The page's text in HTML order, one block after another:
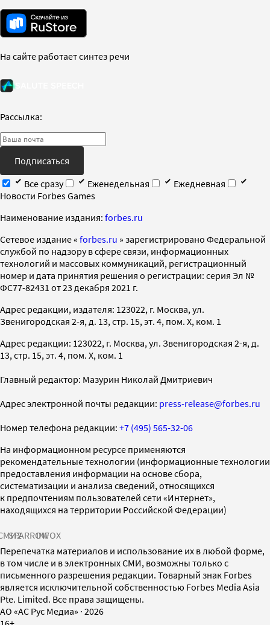
На сайте работает синтез речи
Рассылка:
Подписаться
Все сразу
Еженедельная
Ежедневная
Новости Forbes Games
Наименование издания: forbes.ru
Cетевое издание « forbes.ru » зарегистрировано Федеральной
службой по надзору в сфере связи, информационных
технологий и массовых коммуникаций, регистрационный
номер и дата принятия решения о регистрации: серия Эл №
ФС77-82431 от 23 декабря 2021 г.
Адрес редакции, издателя: 123022, г. Москва, ул.
Звенигородская 2-я, д. 13, стр. 15, эт. 4, пом. X, ком. 1
Адрес редакции: 123022, г. Москва, ул. Звенигородская 2-я, д.
13, стр. 15, эт. 4, пом. X, ком. 1
Главный редактор: Мазурин Николай Дмитриевич
Адрес электронной почты редакции: press-release@forbes.ru
Номер телефона редакции: +7 (495) 565-32-06
На информационном ресурсе применяются
рекомендательные технологии (информационные технологии
предоставления информации на основе сбора,
систематизации и анализа сведений, относящихся
к предпочтениям пользователей сети «Интернет»,
находящихся на территории Российской Федерации)
SPARROWINFOX
Перепечатка материалов и использование их в любой форме,
в том числе и в электронных СМИ, возможны только с
письменного разрешения редакции. Товарный знак Forbes
является исключительной собственностью Forbes Media Asia
Pte. Limited. Все права защищены.
AO «АС Рус Медиа» · 2026